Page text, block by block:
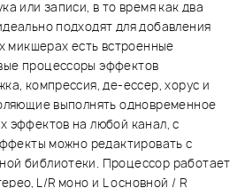
или записи, в то время как два
подходят для добавления
микшерах есть встроенные
процессоры эффектов
компрессия, де-ессер, хорус и
выполнять одновременное
эффектов на любой канал, с
можно редактировать с
библиотеки. Процессор работает
L/R моно и L основной / R